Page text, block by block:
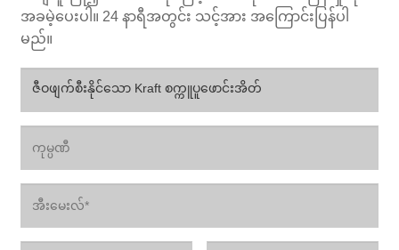
အခမဲ့ပေးပါ။ 24 နာရီအတွင်း သင့်အား အကြောင်းပြန်ပါ
မည်။